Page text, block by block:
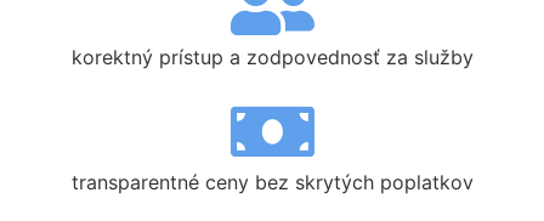
korektný prístup a zodpovednosť za služby
transparentné ceny bez skrytých poplatkov